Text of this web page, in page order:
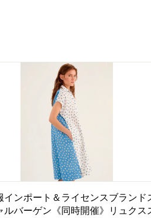
インポート＆ライセンスブランド
ルバーゲン《同時開催》リュクス